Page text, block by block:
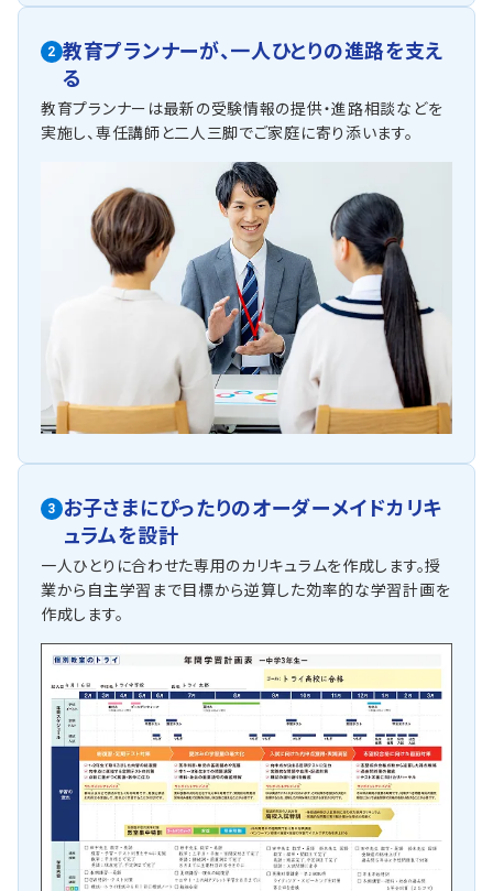
2 教育プランナーが、一人ひとりの進路を支え
る
教育プランナーは最新の受験情報の提供・進路相談などを
実施し、専任講師と二人三脚でご家庭に寄り添います。
3 お子さまにぴったりのオーダーメイドカリキ
ュラムを設計
一人ひとりに合わせた専用のカリキュラムを作成します。授
業から自主学習まで目標から逆算した効率的な学習計画を
作成します。